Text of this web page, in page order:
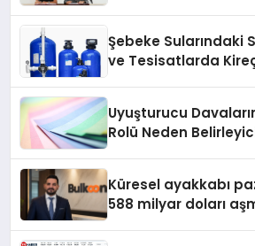
Şebeke Sularındaki
ve Tesisatlarda
Uyuşturucu
Rolü Neden
Küresel ayakkabı
588 milyar doları